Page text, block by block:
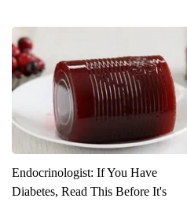
Endocrinologist: If You Have
Diabetes, Read This Before It's